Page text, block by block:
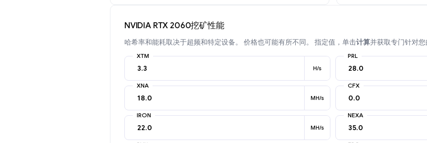
NVIDIA RTX 2060挖矿性能
哈希率和能耗取决于超频和特定设备。 价格也可能有所不同。 指定值，单击计算并获取专门针对您
XTM
H/s
PRL
XNA
MH/s
CFX
IRON
MH/s
NEXA